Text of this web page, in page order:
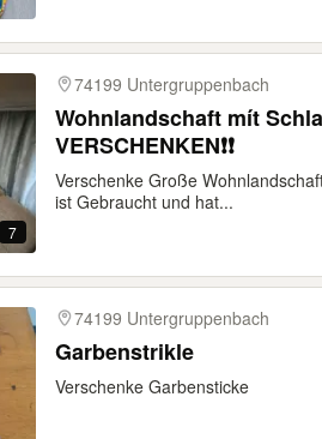
7
74199 Untergruppenbach
Wohnlandschaft mít
VERSCHENKEN❗❗
Verschenke Große
ist Gebraucht und hat...
74199 Untergruppenbach
Garbenstrikle
Verschenke Garbensticke